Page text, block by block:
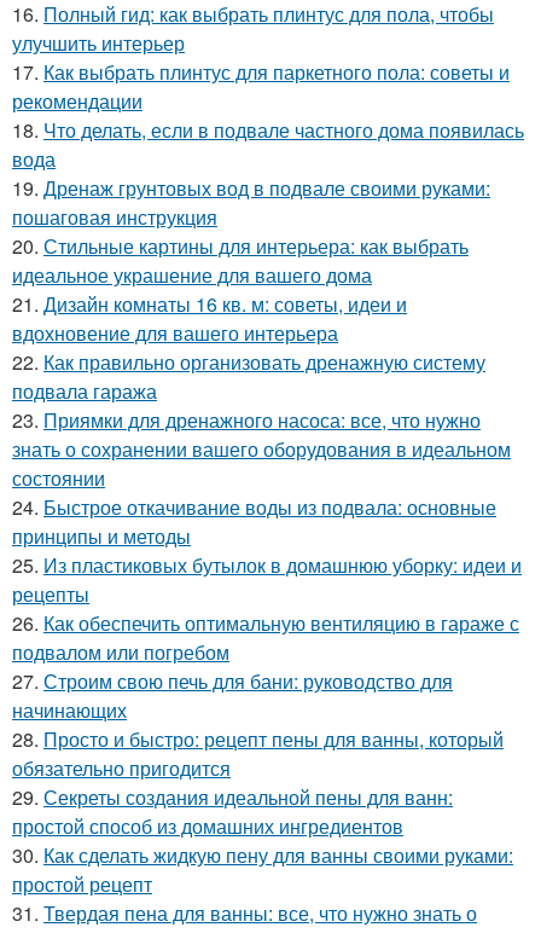
16. Полный гид: как выбрать плинтус для пола, чтобы
улучшить интерьер
17. Как выбрать плинтус для паркетного пола: советы и
рекомендации
18. Что делать, если в подвале частного дома появилась
вода
19. Дренаж грунтовых вод в подвале своими руками:
пошаговая инструкция
20. Стильные картины для интерьера: как выбрать
идеальное украшение для вашего дома
21. Дизайн комнаты 16 кв. м: советы, идеи и
вдохновение для вашего интерьера
22. Как правильно организовать дренажную систему
подвала гаража
23. Приямки для дренажного насоса: все, что нужно
знать о сохранении вашего оборудования в идеальном
состоянии
24. Быстрое откачивание воды из подвала: основные
принципы и методы
25. Из пластиковых бутылок в домашнюю уборку: идеи и
рецепты
26. Как обеспечить оптимальную вентиляцию в гараже с
подвалом или погребом
27. Строим свою печь для бани: руководство для
начинающих
28. Просто и быстро: рецепт пены для ванны, который
обязательно пригодится
29. Секреты создания идеальной пены для ванн:
простой способ из домашних ингредиентов
30. Как сделать жидкую пену для ванны своими руками:
простой рецепт
31. Твердая пена для ванны: все, что нужно знать о